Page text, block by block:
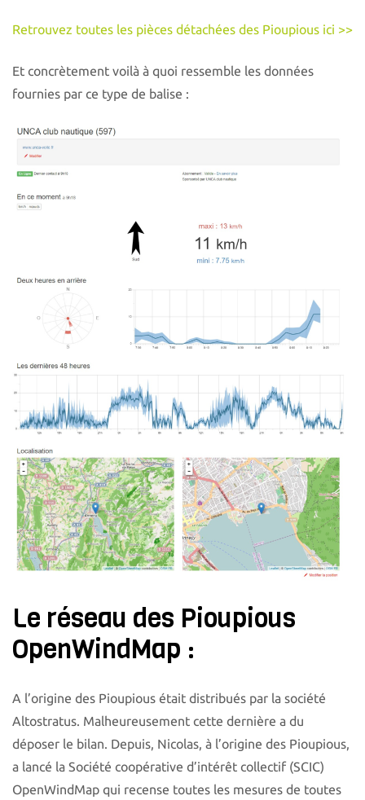
Retrouvez toutes les pièces détachées des Pioupious ici >>
Et concrètement voilà à quoi ressemble les données
fournies par ce type de balise :
Le réseau des Pioupious
OpenWindMap :
A l’origine des Pioupious était distribués par la société
Altostratus. Malheureusement cette dernière a du
déposer le bilan. Depuis, Nicolas, à l’origine des Pioupious,
a lancé la Société coopérative d’intérêt collectif (SCIC)
OpenWindMap qui recense toutes les mesures de toutes